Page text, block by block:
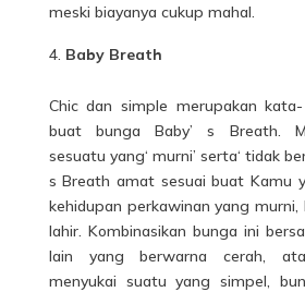
meski biayanya cukup mahal.
Baby Breath
Chic dan simple merupakan
buat bunga Baby’ s Breath.
sesuatu yang‘ murni’ serta‘ tidak
s Breath amat sesuai buat Kamu
kehidupan perkawinan yang murni,
lahir. Kombinasikan bunga ini
lain yang berwarna cerah,
menyukai suatu yang simpel,